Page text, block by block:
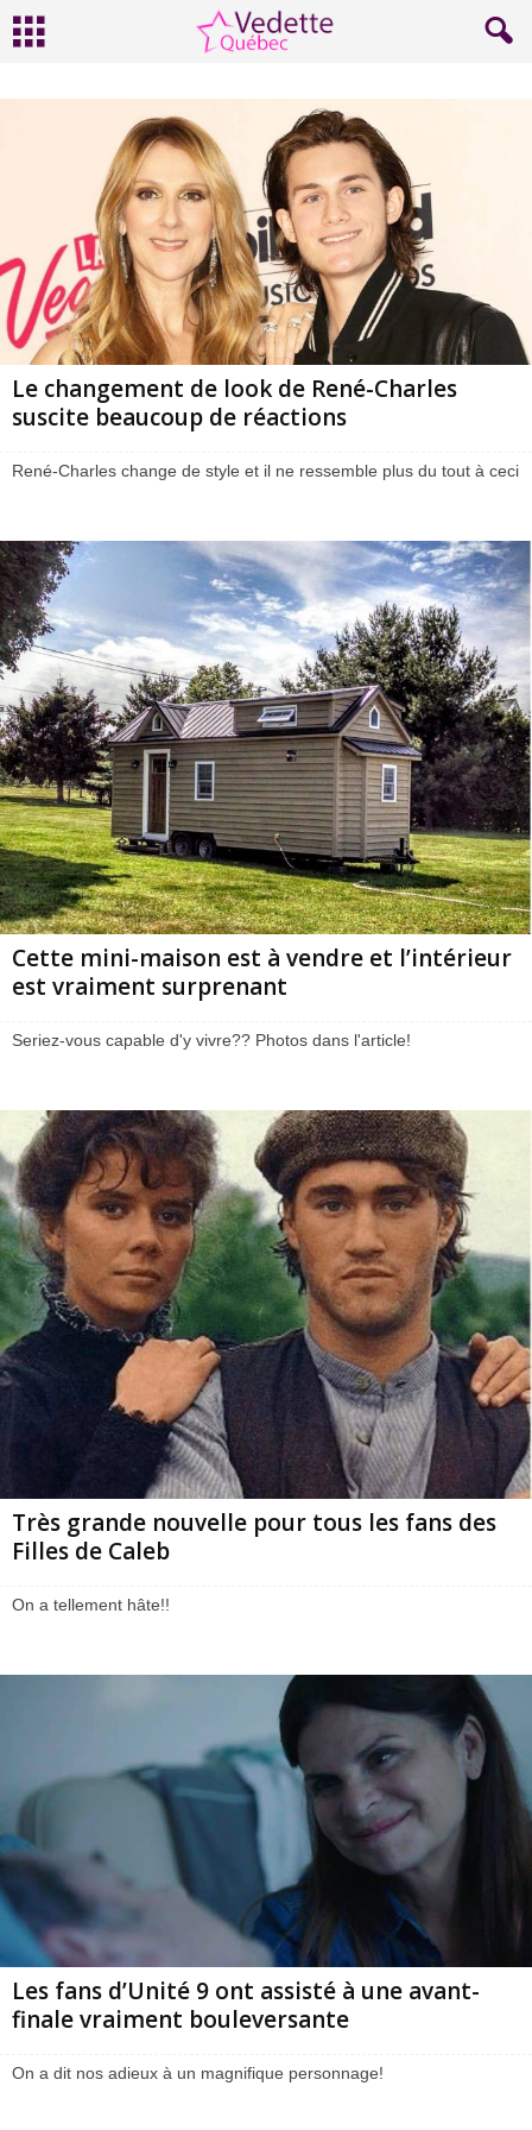
Le changement de look de René-Charles
suscite beaucoup de réactions
René-Charles change de style et il ne ressemble plus du tout à ceci
Cette mini-maison est à vendre et l’intérieur
est vraiment surprenant
Seriez-vous capable d'y vivre?? Photos dans l'article!
Très grande nouvelle pour tous les fans des
Filles de Caleb
On a tellement hâte!!
Les fans d’Unité 9 ont assisté à une avant-
finale vraiment bouleversante
On a dit nos adieux à un magnifique personnage!